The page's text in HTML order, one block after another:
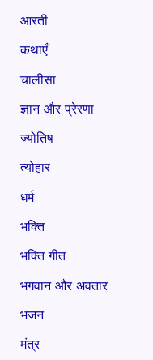
आरती
कथाएँ
चालीसा
ज्ञान और प्रेरणा
ज्योतिष
त्योहार
धर्म
भक्ति
भक्ति गीत
भगवान और अवतार
भजन
मंत्र